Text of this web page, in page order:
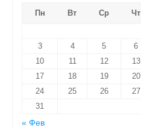
Пн
Вт Ср Чт
3
4 5 6
10
11 12 13
17
18 19 20
24
25 26 27
31
« Фев